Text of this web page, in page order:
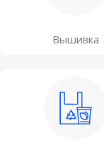
Вышивка